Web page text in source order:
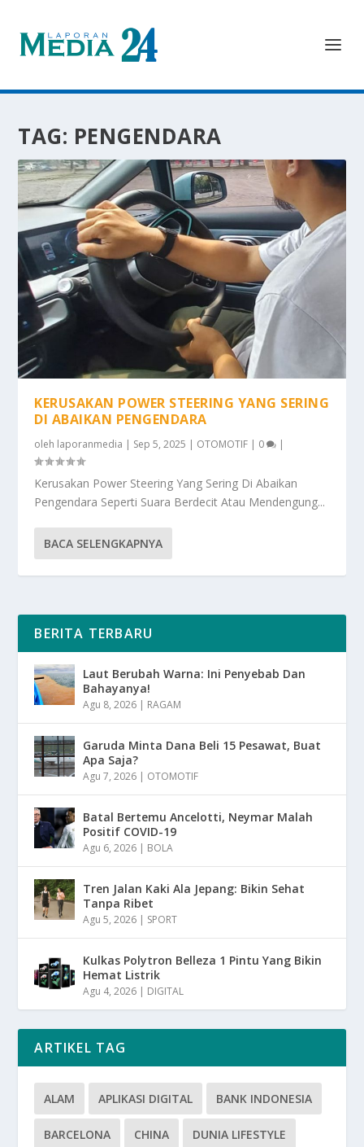
TAG: PENGENDARA
KERUSAKAN POWER STEERING YANG SERING
DI ABAIKAN PENGENDARA
oleh laporanmedia | Sep 5, 2025 | OTOMOTIF | 0 |
Kerusakan Power Steering Yang Sering Di Abaikan
Pengendara Seperti Suara Berdecit Atau Mendengung...
BACA SELENGKAPNYA
BERITA TERBARU
Laut Berubah Warna: Ini Penyebab Dan
Bahayanya!
Agu 8, 2026 | RAGAM
Garuda Minta Dana Beli 15 Pesawat, Buat
Apa Saja?
Agu 7, 2026 | OTOMOTIF
Batal Bertemu Ancelotti, Neymar Malah
Positif COVID-19
Agu 6, 2026 | BOLA
Tren Jalan Kaki Ala Jepang: Bikin Sehat
Tanpa Ribet
Agu 5, 2026 | SPORT
Kulkas Polytron Belleza 1 Pintu Yang Bikin
Hemat Listrik
Agu 4, 2026 | DIGITAL
ARTIKEL TAG
ALAM APLIKASI DIGITAL BANK INDONESIA
BARCELONA CHINA DUNIA LIFESTYLE